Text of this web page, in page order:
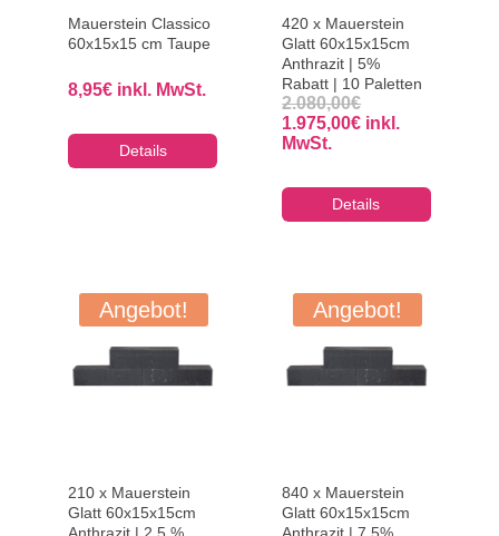
Mauerstein Classico
60x15x15 cm Taupe
8,95€ inkl. MwSt.
Details
420 x Mauerstein
Glatt 60x15x15cm
Anthrazit | 5%
Rabatt | 10 Paletten
2.080,00€Ursprünglicher
Preis
1.975,00€Aktueller
inkl.
MwSt.
Details
Angebot!
210 x Mauerstein
Glatt 60x15x15cm
Angebot!
840 x Mauerstein
Glatt 60x15x15cm